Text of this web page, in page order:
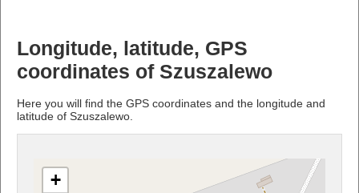
Longitude, latitude, GPS
coordinates of Szuszalewo
Here you will find the GPS coordinates and the longitude and
latitude of Szuszalewo.
+